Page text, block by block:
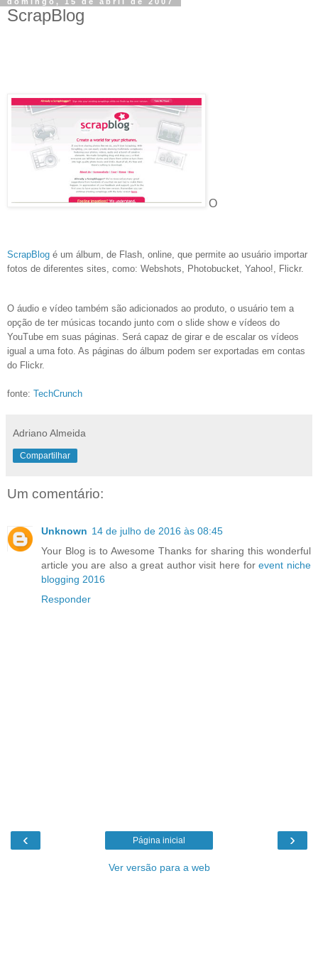
ScrapBlog
O
ScrapBlog é um álbum, de Flash, online, que permite ao usuário importar
fotos de diferentes sites, como: Webshots, Photobucket, Yahoo!, Flickr.
O áudio e vídeo também são adicionados ao produto, o usuário tem a
opção de ter músicas tocando junto com o slide show e vídeos do
YouTube em suas páginas. Será capaz de girar e de escalar os vídeos
igual a uma foto. As páginas do álbum podem ser exportadas em contas
do Flickr.
fonte: TechCrunch
Adriano Almeida
Compartilhar
Um comentário:
Unknown 14 de julho de 2016 às 08:45
Your Blog is to Awesome Thanks for sharing this wonderful
article you are also a great author visit here forevent niche
blogging 2016
Responder
‹ ›
Página inicial
Ver versão para a web